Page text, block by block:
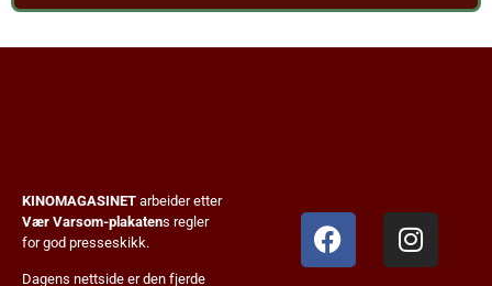
KINOMAGASINET arbeider etter
Vær Varsom-plakatens regler
for god presseskikk.
Dagens nettside er den fjerde